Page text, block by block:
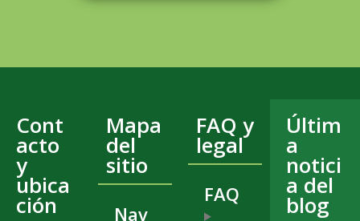
Cont
acto
y
ubica
ción
Mapa
del
sitio
Nav
FAQ y
legal
FAQ
Últim
a
notici
a del
blog